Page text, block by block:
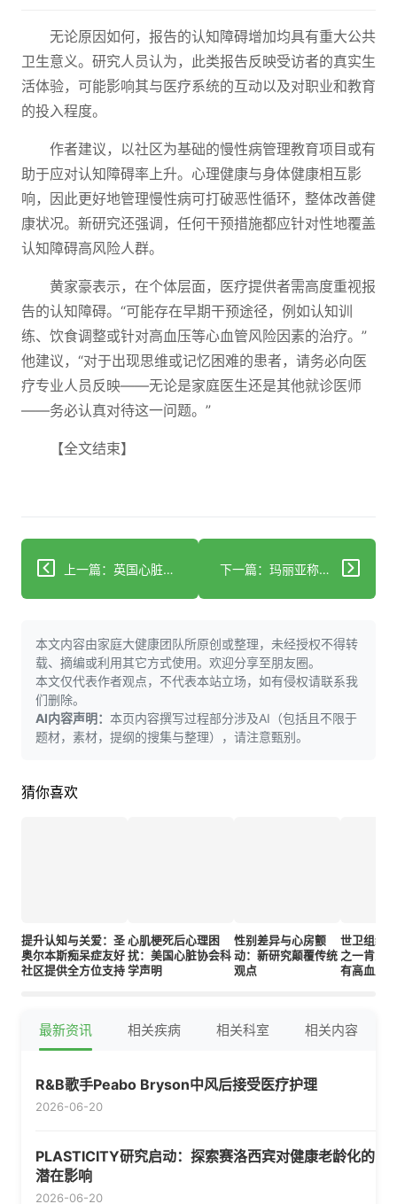
无论原因如何，报告的认知障碍增加均具有重大公共
卫生意义。研究人员认为，此类报告反映受访者的真实生
活体验，可能影响其与医疗系统的互动以及对职业和教育
的投入程度。
作者建议，以社区为基础的慢性病管理教育项目或有
助于应对认知障碍率上升。心理健康与身体健康相互影
响，因此更好地管理慢性病可打破恶性循环，整体改善健
康状况。新研究还强调，任何干预措施都应针对性地覆盖
认知障碍高风险人群。
黄家豪表示，在个体层面，医疗提供者需高度重视报
告的认知障碍。“可能存在早期干预途径，例如认知训
练、饮食调整或针对高血压等心血管风险因素的治疗。”
他建议，“对于出现思维或记忆困难的患者，请务必向医
疗专业人员反映——无论是家庭医生还是其他就诊医师
——务必认真对待这一问题。”
【全文结束】
上一篇：英国心脏基金会警示：每三分钟就有一人死于心脏病 下一篇：玛丽亚称中风住院后朋友离弃了她
本文内容由家庭大健康团队所原创或整理，未经授权不得转
载、摘编或利用其它方式使用。欢迎分享至朋友圈。
本文仅代表作者观点，不代表本站立场，如有侵权请联系我
们删除。
AI内容声明： 本页内容撰写过程部分涉及AI（包括且不限于
题材，素材，提纲的搜集与整理），请注意甄别。
猜你喜欢
提升认知与关爱：圣
奥尔本斯痴呆症友好
社区提供全方位支持
心肌梗死后心理困
扰：美国心脏协会科
学声明
性别差异与心房颤
动：新研究颠覆传统
观点
世卫组织
之一肯尼
有高血压
最新资讯 相关疾病 相关科室 相关内容
R&B歌手Peabo Bryson中风后接受医疗护理
2026-06-20
PLASTICITY研究启动：探索赛洛西宾对健康老龄化的
潜在影响
2026-06-20